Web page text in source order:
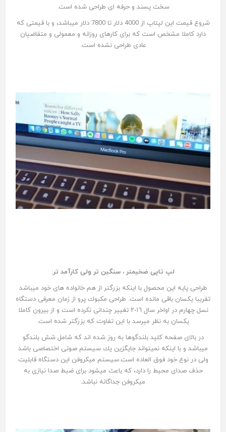
سخت پسند و حرفه ای طراحى شده است.
شروع قيمت اين لپتاپ از 4000 دلار تا 7800 دلار ميباشد، و با قيمتى كه
دارد كاملا مشخص است كه براى كارهاى روزانه و معمولى و متقاضيان
عادى طراحى نشده است.
لپ تاپی ضخيمتر ، سنگين تر ولی كارآمد تر:
طراحى پايه اين محصول با اينكه بزرگتر از هم خانواده هاى خود ميباشد
تقريبا يكسان باقى مانده است. طراحى مكبوك پرو از زمان معرفى دستگاه
نسل چهارم در اواخر سال ٢٠١٦ تغيير چندانى نكرده است و از بيرون كاملا
يكسان به نظر ميرسد با اين تفاوت كه بزرگتر شده است.
در بالاى صفحه كليد بلندگوها به روز شده اند كه شامل شش بلندگو
ميباشد و با اينكه نميتواند جايگزين يك سيستم صوتى اختصاصى باشد
ولى در نوع خود فوق العاده است.سيستم ميكروفن اين دستگاه قابليت
حذف صداى محيط را دارد، كه باعث ميشود براى ضبط صدا نيازى به
ميكروفن جداگانه نباشد.